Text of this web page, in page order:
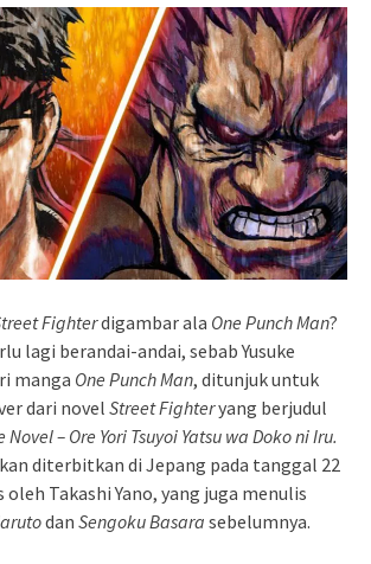
Fighterdigambar ala One Punch Man?
lagi berandai-andai, sebab Yusuke
manga One Punch Man, ditunjuk untuk
dari novel Street Fighteryang berjudul
– Ore Yori Tsuyoi Yatsu wa Doko ni Iru.
diterbitkan di Jepang pada tanggal 22
Takashi Yano, yang juga menulis
dan Sengoku Basara sebelumnya.